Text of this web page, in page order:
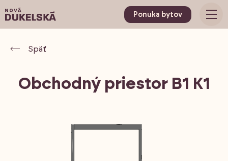
Ponuka bytov
Späť
Obchodný priestor B1 K1